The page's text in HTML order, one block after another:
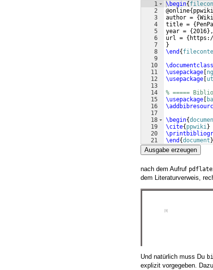
1
2
3
4
5
6
7
8
9
10
11
12
13
14
15
16
17
18
19
20
21
\begin{
@online{
author = {
title = {
year = {2016} ,
url = {
}
\end {
\documentclass
\usepackage
\usepackage
% =====
\usepackage
\begin{
\cite{ ppwiki}
\end {document }
Ausgabe erzeugen
nach dem Aufruf
dem Literaturverweis,
Und natürlich muss Du
explizit vorgegeben.